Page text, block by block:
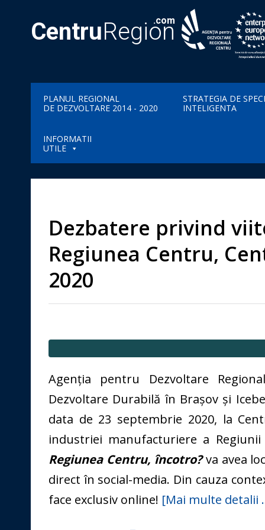
CentruRegion
.com
PLANUL REGIONAL
DE DEZVOLTARE 2014 - 2020
STRATEGIA DE
INTELIGENTA
INFORMATII
UTILE
Dezbatere privind
Regiunea Centru,
2020
Agenția pentru Dezvoltare
Dezvoltare Durabilă în Brașov și
data de 23 septembrie 2020, la
industriei manufacturiere a
Regiunea Centru, încotro?va avea
direct în social-media. Din cauza
face exclusiv online! [Mai multe detalii